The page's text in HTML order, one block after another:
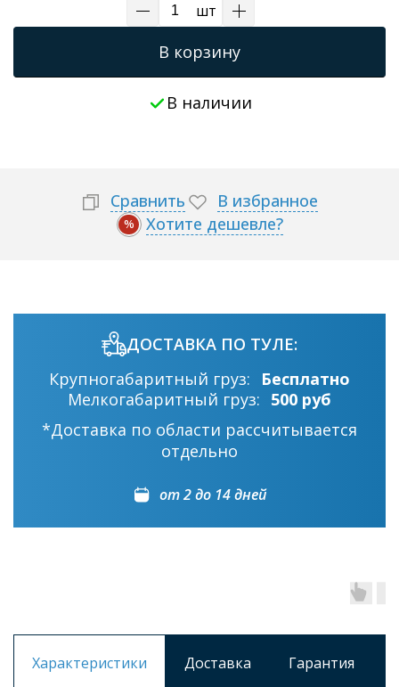
шт
В корзину
В наличии
Сравнить В избранное
% Хотите дешевле?
ДОСТАВКА ПО ТУЛЕ:
Крупногабаритный груз:
Бесплатно
Мелкогабаритный груз: 500 руб
*Доставка по области рассчитывается
отдельно
от 2 до 14 дней
Характеристики Доставка Гарантия